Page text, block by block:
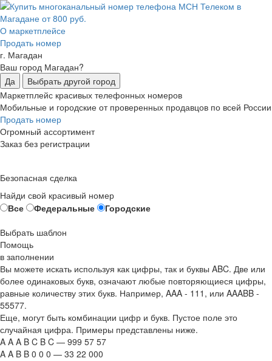
О маркетплейсе
Продать номер
г. Магадан
Ваш город Магадан?
Да
Выбрать другой город
Маркетплейс красивых телефонных номеров
Мобильные и городские от проверенных продавцов по всей России
Продать номер
Огромный ассортимент
Заказ без регистрации
Безопасная сделка
Найди свой красивый номер
Все
Федеральные
Городские
Выбрать шаблон
Помощь
в заполнении
Вы можете искать используя как цифры, так и буквы ABC. Две или
более одинаковых букв, означают любые повторяющиеся цифры,
равные количеству этих букв. Например, AAA - 111 , или AAABB -
55577.
Еще, могут быть комбинации цифр и букв. Пустое поле это
случайная цифра. Примеры представлены ниже.
A A A B C B C — 999 57 57
A A B B 0 0 0 — 33 22 000